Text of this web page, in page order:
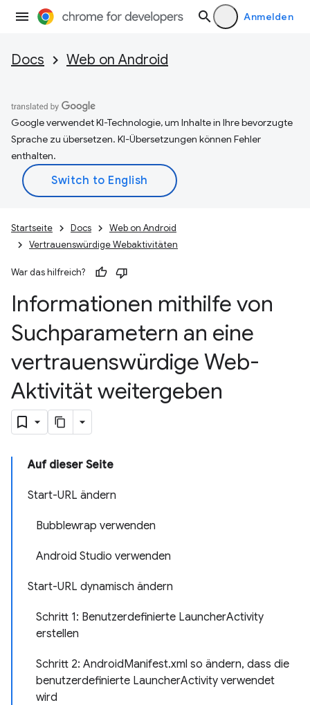
Anmelden
Docs Web on Android
Google verwendet KI-Technologie, um Inhalte in Ihre bevorzugte
Sprache zu übersetzen. KI-Übersetzungen können Fehler
enthalten.
Startseite Docs
Web on Android
Vertrauenswürdige Webaktivitäten
War das hilfreich?
Informationen mithilfe von
Suchparametern an eine
vertrauenswürdige Web-
Aktivität weitergeben
Auf dieser Seite
Start-URL ändern
Bubblewrap verwenden
Android Studio verwenden
Start-URL dynamisch ändern
Schritt 1: Benutzerdefinierte LauncherActivity
erstellen
Schritt 2: AndroidManifest.xml so ändern, dass die
benutzerdefinierte LauncherActivity verwendet
wird